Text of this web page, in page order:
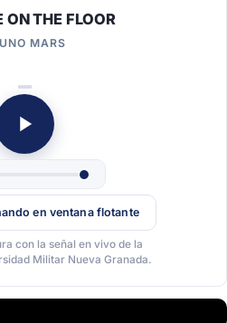
ON THE FLOOR
MARS
en ventana flotante
con la señal en vivo de la
Militar Nueva Granada.